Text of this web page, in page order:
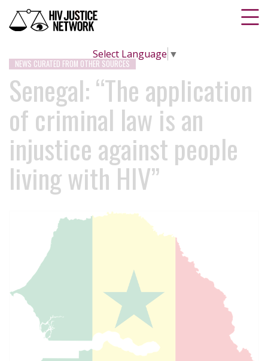
Select Language ▼
NEWS CURATED FROM OTHER SOURCES
Senegal: “The application
of criminal law is an
injustice against people
living with HIV”